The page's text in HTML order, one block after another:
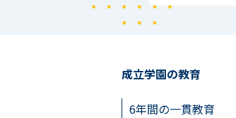
成立学園の教育
6年間の一貫教育